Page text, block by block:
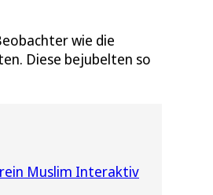
wie die
Diese bejubelten so
Muslim Interaktiv